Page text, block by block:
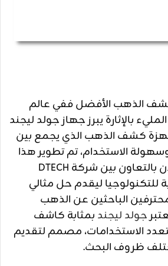
الذهب الأفضل ففي عالم
بالإثارة يبرز جهاز جولد ليجند
كشف الذهب الذي يجمع بين
الاستخدام، تم تطوير هذا
الجهاز كاشف معادن بالتعاون بين شركة DTECH
للتكنولوجيا ليقدم حل مثالي
الباحثين عن الذهب
جولد ليجند بمثابة كاشف
الاستخدامات، مصمم لتقديم
ظروف البحث.